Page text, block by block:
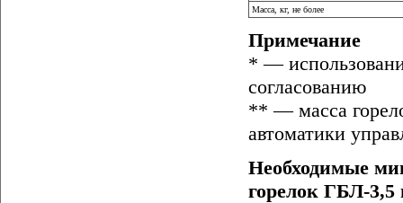
Масса, кг, не более
Примечание
* —
согласованию
** — масса
автоматики
Необходимые
горелок ГБЛ-